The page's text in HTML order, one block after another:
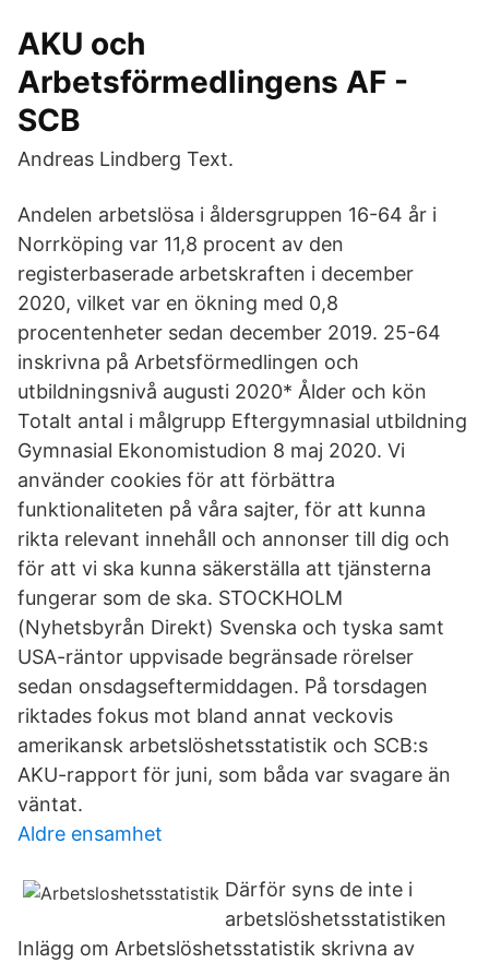
AKU och
Arbetsförmedlingens AF -
SCB
Andreas Lindberg Text.
Andelen arbetslösa i åldersgruppen 16-64 år i
Norrköping var 11,8 procent av den
registerbaserade arbetskraften i december
2020, vilket var en ökning med 0,8
procentenheter sedan december 2019. 25-64
inskrivna på Arbetsförmedlingen och
utbildningsnivå augusti 2020* Ålder och kön
Totalt antal i målgrupp Eftergymnasial utbildning
Gymnasial Ekonomistudion 8 maj 2020. Vi
använder cookies för att förbättra
funktionaliteten på våra sajter, för att kunna
rikta relevant innehåll och annonser till dig och
för att vi ska kunna säkerställa att tjänsterna
fungerar som de ska. STOCKHOLM
(Nyhetsbyrån Direkt) Svenska och tyska samt
USA-räntor uppvisade begränsade rörelser
sedan onsdagseftermiddagen. På torsdagen
riktades fokus mot bland annat veckovis
amerikansk arbetslöshetsstatistik och SCB:s
AKU-rapport för juni, som båda var svagare än
väntat.
Aldre ensamhet
Därför syns de inte i
arbetslöshetsstatistiken
Inlägg om Arbetslöshetsstatistik skrivna av